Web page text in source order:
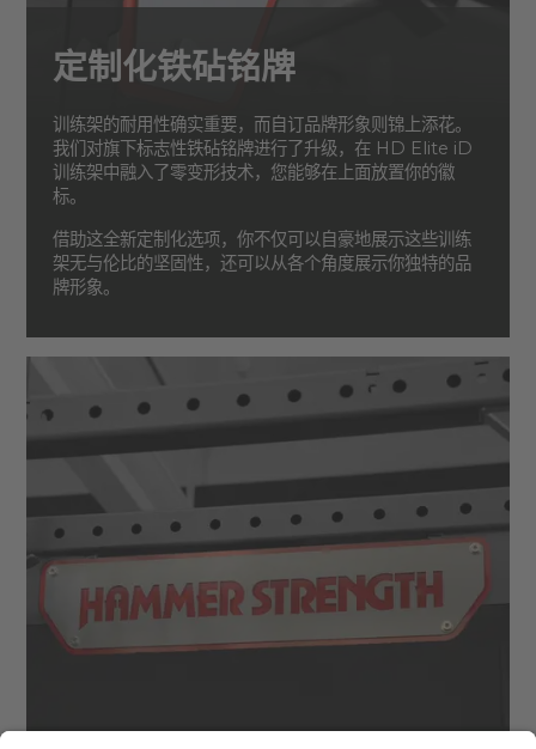
定制化铁砧铭牌
训练架的耐用性确实重要，而自订品牌形象则锦上添花。
我们对旗下标志性铁砧铭牌进行了升级，在 HD Elite iD
训练架中融入了零变形技术，您能够在上面放置你的徽
标。
借助这全新定制化选项，你不仅可以自豪地展示这些训练
架无与伦比的坚固性，还可以从各个角度展示你独特的品
牌形象。